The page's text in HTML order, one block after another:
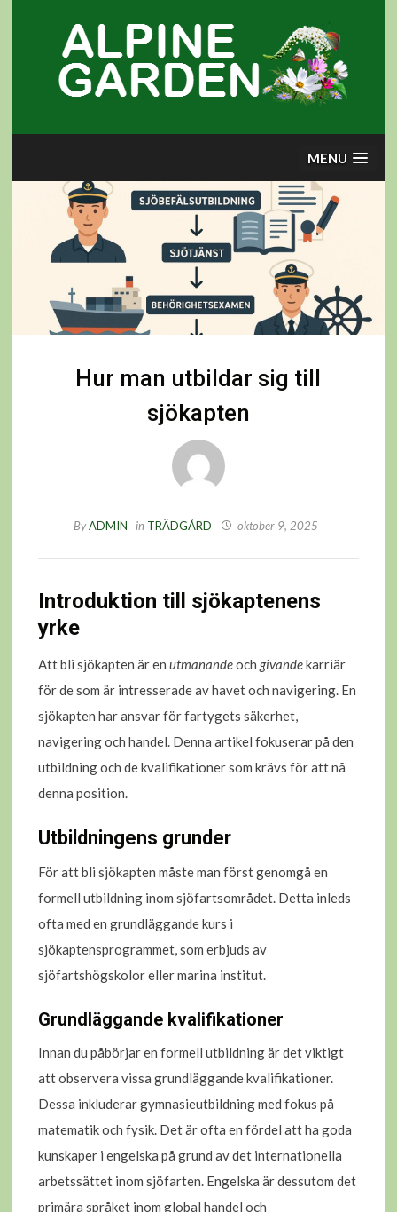
MENU
Hur man utbildar sig till
sjökapten
ByADMIN in TRÄDGÅRD oktober 9, 2025
Introduktion till sjökaptenens
yrke
Att bli sjökapten är enutmanandeochgivandekarriär
för de som är intresserade av havet och navigering. En
sjökapten har ansvar för fartygets säkerhet,
navigering och handel. Denna artikel fokuserar på den
utbildning och de kvalifikationer som krävs för att nå
denna position.
Utbildningens grunder
För att bli sjökapten måste man först genomgå en
formell utbildning inom sjöfartsområdet. Detta inleds
ofta med en grundläggande kurs i
sjökaptensprogrammet, som erbjuds av
sjöfartshögskolor eller marina institut.
Grundläggande kvalifikationer
Innan du påbörjar en formell utbildning är det viktigt
att observera vissa grundläggande kvalifikationer.
Dessa inkluderar gymnasieutbildning med fokus på
matematik och fysik. Det är ofta en fördel att ha goda
kunskaper i engelska på grund av det internationella
arbetssättet inom sjöfarten. Engelska är dessutom det
primära språket inom global handel och